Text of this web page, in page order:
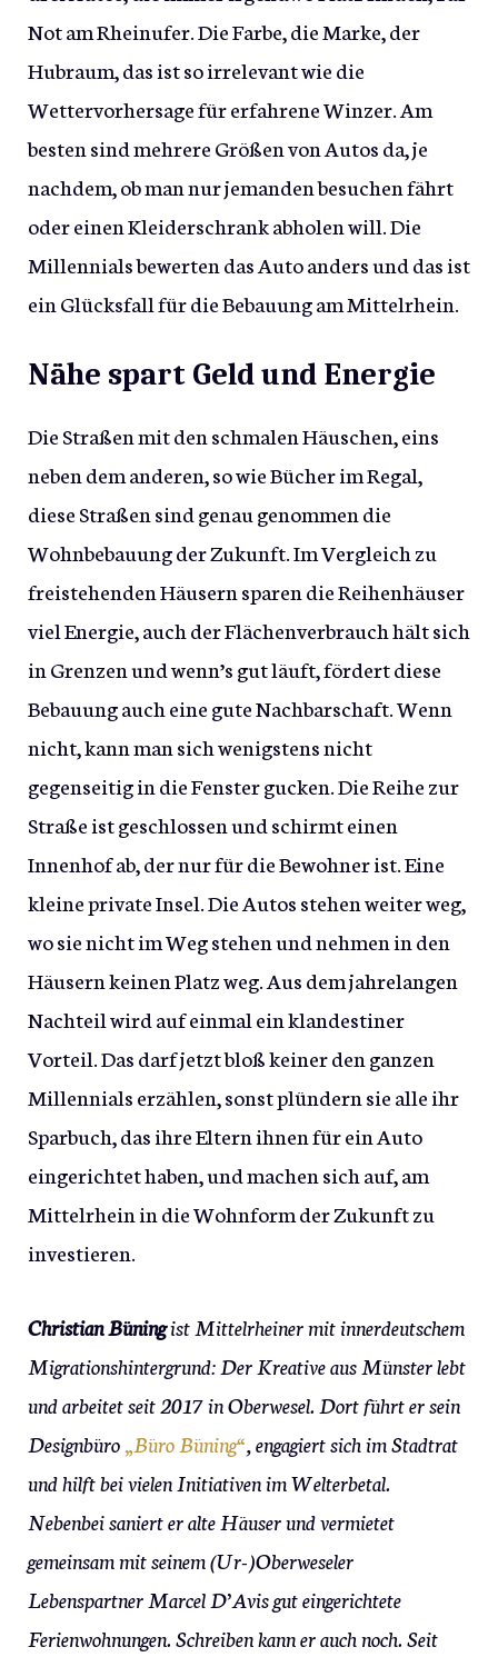
Not am Rheinufer. Die Farbe, die Marke, der
Hubraum, das ist so irrelevant wie die
Wettervorhersage für erfahrene Winzer. Am
besten sind mehrere Größen von Autos da, je
nachdem, ob man nur jemanden besuchen fährt
oder einen Kleiderschrank abholen will. Die
Millennials bewerten das Auto anders und das ist
ein Glücksfall für die Bebauung am Mittelrhein.
Nähe spart Geld und Energie
Die Straßen mit den schmalen Häuschen, eins
neben dem anderen, so wie Bücher im Regal,
diese Straßen sind genau genommen die
Wohnbebauung der Zukunft. Im Vergleich zu
freistehenden Häusern sparen die Reihenhäuser
viel Energie, auch der Flächenverbrauch hält sich
in Grenzen und wenn’s gut läuft, fördert diese
Bebauung auch eine gute Nachbarschaft. Wenn
nicht, kann man sich wenigstens nicht
gegenseitig in die Fenster gucken. Die Reihe zur
Straße ist geschlossen und schirmt einen
Innenhof ab, der nur für die Bewohner ist. Eine
kleine private Insel. Die Autos stehen weiter weg,
wo sie nicht im Weg stehen und nehmen in den
Häusern keinen Platz weg. Aus dem jahrelangen
Nachteil wird auf einmal ein klandestiner
Vorteil. Das darf jetzt bloß keiner den ganzen
Millennials erzählen, sonst plündern sie alle ihr
Sparbuch, das ihre Eltern ihnen für ein Auto
eingerichtet haben, und machen sich auf, am
Mittelrhein in die Wohnform der Zukunft zu
investieren.
Christian Büningist Mittelrheiner mit innerdeutschem
Migrationshintergrund: Der Kreative aus Münster lebt
und arbeitet seit 2017 in Oberwesel. Dort führt er sein
Designbüro„Büro Büning“, engagiert sich im Stadtrat
und hilft bei vielen Initiativen im Welterbetal.
Nebenbei saniert er alte Häuser und vermietet
gemeinsam mit seinem (Ur-)Oberweseler
Lebenspartner Marcel D’Avis gut eingerichtete
Ferienwohnungen. Schreiben kann er auch noch. Seit